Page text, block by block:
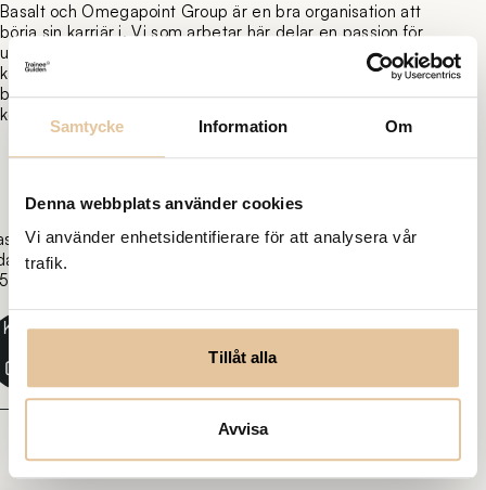
Samtycke Information Om
Denna webbplats använder cookies
Vi använder enhetsidentifierare för att analysera vår
trafik.
Tillåt alla
Avvisa
Basalt och Omegapoint Group är en bra organisation att
börja sin karriär i. Vi som arbetar här delar en passion för
utveckling i allmänhet och säkerhet i synnerhet. Vår kultur
kännetecknas av samarbete och en vilja att alltid bli
bättre. Vi har ett mycket stort fokus på
kompetensutveckling.
02-
Kopiera